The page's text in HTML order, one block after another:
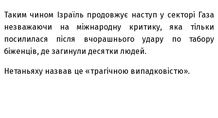
Таким чином Ізраїль продовжує наступ у секторі Газа
незважаючи на міжнародну критику, яка тільки
посилилася після вчорашнього удару по табору
біженців, де загинули десятки людей.
Нетаньяху назвав це «трагічною випадковістю».